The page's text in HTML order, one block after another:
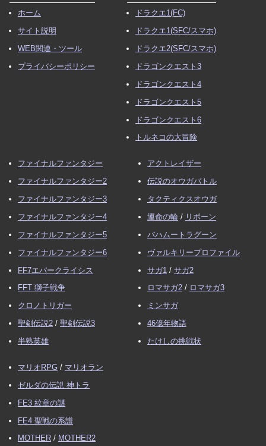
ホーム
サイト説明
WEB関連・ツール
プライバシーポリシー
ドラクエ1(FC)
ドラクエ1(SFC/スマホ)
ドラクエ2(SFC/スマホ)
ドラゴンクエスト3
ドラゴンクエスト4
ドラゴンクエスト5
ドラゴンクエスト6
トルネコの大冒険
ファイナルファンタジー
ファイナルファンタジー2
ファイナルファンタジー3
ファイナルファンタジー4
ファイナルファンタジー5
ファイナルファンタジー6
FF7エバークライシス
FFT 獅子戦争
クロノトリガー
聖剣伝説2 / 聖剣伝説3
半熟英雄
アクトレイザー
伝説のオウガバトル
タクティクスオウガ
運命の輪 / リボーン
バハムートラグーン
ヴァルキリープロファイル
サガ1 / サガ2
ロマサガ2 / ロマサガ3
ミンサガ
46億年物語
たけしの挑戦状
マリオRPG / マリオラン
ゼルダの伝説 神トラ
FE3 紋章の謎
FE4 聖戦の系譜
MOTHER / MOTHER2